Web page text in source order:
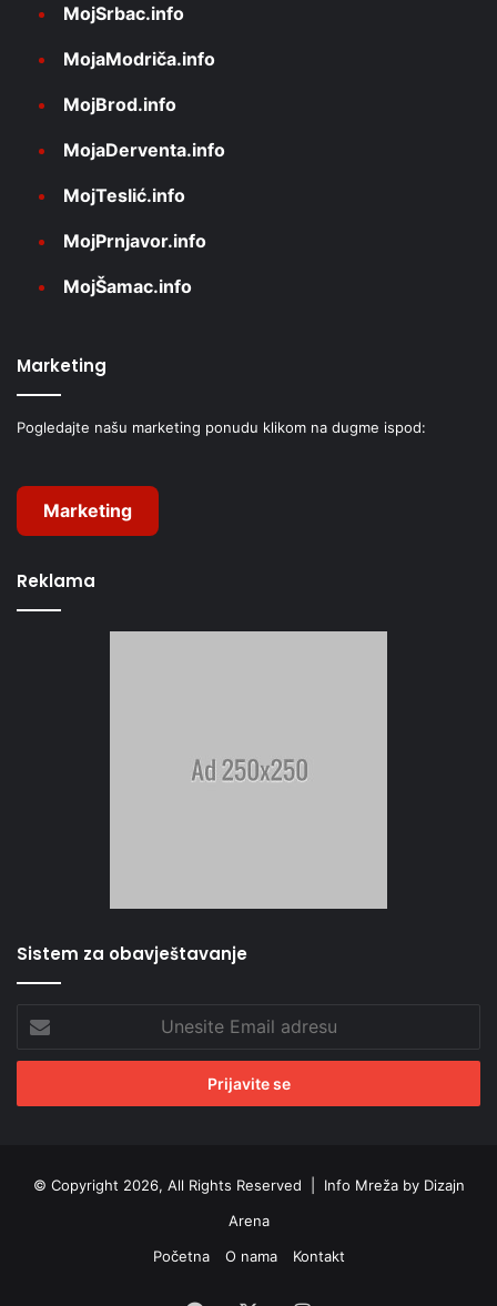
MojSrbac.info
MojaModriča.info
MojBrod.info
MojaDerventa.info
MojTeslić.info
MojPrnjavor.info
MojŠamac.info
Marketing
Pogledajte našu marketing ponudu klikom na dugme ispod:
Marketing
Reklama
Sistem za obavještavanje
Email
adresu
© Copyright 2026, All Rights Reserved | Info Mreža by Dizajn
Arena
Početna
O nama Kontakt